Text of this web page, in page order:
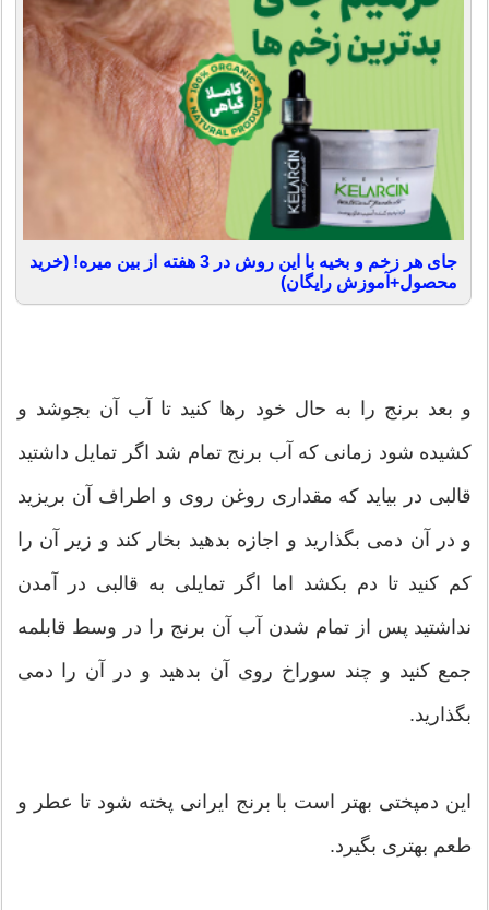
جای هر زخم و بخیه با این روش در 3 هفته از بین میره! (خرید
محصول+آموزش رایگان)
و بعد برنج را به حال خود رها کنید تا آب آن بجوشد و
کشیده شود زمانی که آب برنج تمام شد اگر تمایل داشتید
قالبی در بیاید که مقداری روغن روی و اطراف آن بریزید
و در آن دمی بگذارید و اجازه بدهید بخار کند و زیر آن را
کم کنید تا دم بکشد اما اگر تمایلی به قالبی در آمدن
نداشتید پس از تمام شدن آب آن برنج را در وسط قابلمه
جمع کنید و چند سوراخ روی آن بدهید و در آن را دمی
بگذارید.
این دمپختی بهتر است با برنج ایرانی پخته شود تا عطر و
طعم بهتری بگیرد.